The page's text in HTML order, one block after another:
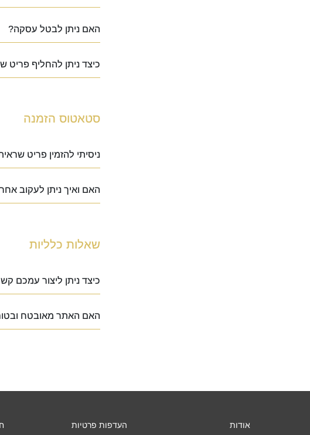
האם ניתן לבטל עסקה?
כיצד ניתן להחליף
סטאטוס הזמנה
ניסיתי להזמין פריט
האם ואיך ניתן לעקוב
שאלות כלליות
כיצד ניתן ליצור עמכם
האם האתר מאובטח
אודות העדפות פרטיות